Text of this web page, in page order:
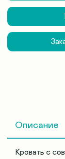
Описание
Кровать с